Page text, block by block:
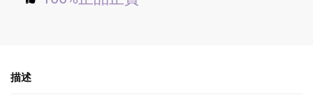
描述